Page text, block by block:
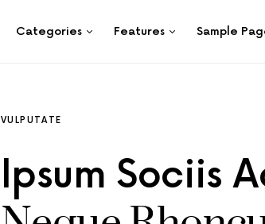
Categories Features Sample
VULPUTATE
Ipsum Sociis